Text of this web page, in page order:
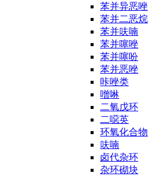
苯并异恶唑
苯并二恶烷
苯并呋喃
苯并噻唑
苯并噻吩
苯并恶唑
咔唑类
噌啉
二氧戊环
二噁英
环氧化合物
呋喃
卤代杂环
杂环砌块